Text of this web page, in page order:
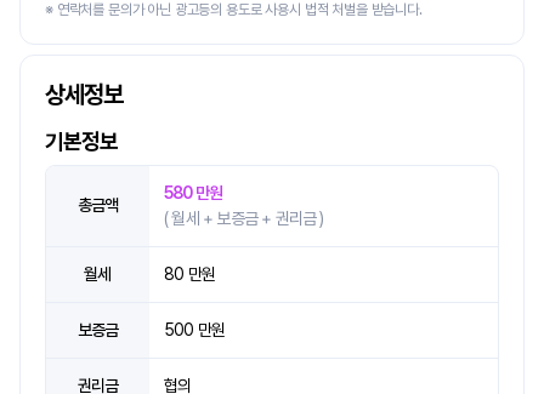
※ 연락처를 문의가 아닌 광고등의 용도로 사용시 법적 처벌을 받습니다.
상세정보
기본정보
총금액
580 만원
( 월세 + 보증금 + 권리금 )
월세 80 만원
보증금 500 만원
권리금 협의